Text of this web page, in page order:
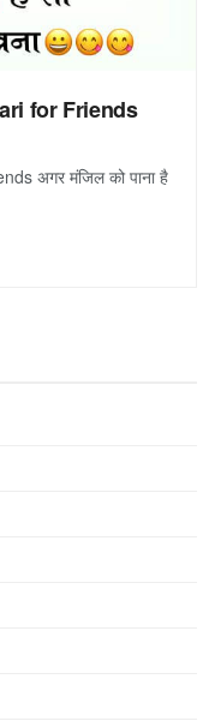
for Friends
अगर मंजिल को पाना है